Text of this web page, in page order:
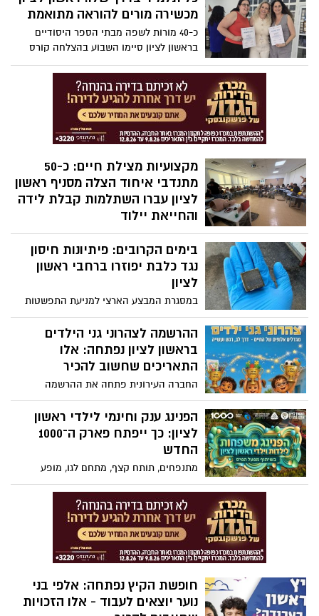
מודל לחיקוי עבור החניכים הצעירים
מכשירה מורים להוראה מתואמת
כ-40 מורות לשפה מבתי הספר היסודיים
בראשון לציון סיימו השבוע בהצלחה קורס
ייחודי בהוראה מותאמת, שנערך ביוזמת
מינהל החינוך בעירייה ובשיתוף אגודת ניצן.
מטרת הקורס הייתה להעניק למורות כלים
מקצועיים ומעשיים להתאמת דרכי ההוראה
לצרכים המגוונים של התלמידות
והתלמידים.ולהתמודדות עם האתגרים
מקצועיות מצילת חיים: כ-50
מתנדבי איחוד הצלה מסניף ראשון
לציון עברו השתלמות קבלת לידה
והחייאת יילוד
סניף איחוד הצלה בראשון לציון ממשיך
לשמור על כשירות מבצעית. ביום שלישי
האחרון קיימו עשרות מתנדבות ומתנדבי
הסניף השתלמות מקצועית מקיפה ומצילת
והמורכבים ביותר בהתנדבותם של כונני
בימים הקרובים: פיתיונות חיסון
נגד כלבת יפוזרו ברחבי ראשון
לציון
במסגרת המבצע הארצי למניעת התפשטות
מחלת הכלבת יפוזרו פיתיונות חיסון אוראליים
לתנים ושועלים בשטחים פתוחים ברחבי
העיר. בעירייה קוראים לתושבים שלא לגעת
בפיתיונות ולהרחיק מהם כלבים וחתולים
ההרשמה לצהרוני גני הילדים
בראשון לציון נפתחה: אלו
התאריכים שחשוב להכיר
החברה העירונית פתחה את ההרשמה
לצהרוני גני הילדים לשנת הלימודים תשפ"ז.
הרישום יתאפשר עד 18 ביולי בלבד, ולאחר
מכן ניתן יהיה להצטרף רק על בסיס מקום
פנוי. גם הורים שהגישו ערעור על שיבוץ הגן
הפנינג ענק וחינמי לילדי ראשון
לציון: כך ייפתח פארק ה־1000
החדש
מתנפחים, תותח קצף, מתחם לגו, מופע
בועות, הצגת ילדים ושלל פעילויות – עיריית
פתיחה חגיגי לפארק ה־1000. הכניסה ללא
תשלום, אך מחייבת הרשמה מראש
חופשת הקיץ נפתחה: אלפי בני
נוער יוצאים לעבוד - אלו הזכויות